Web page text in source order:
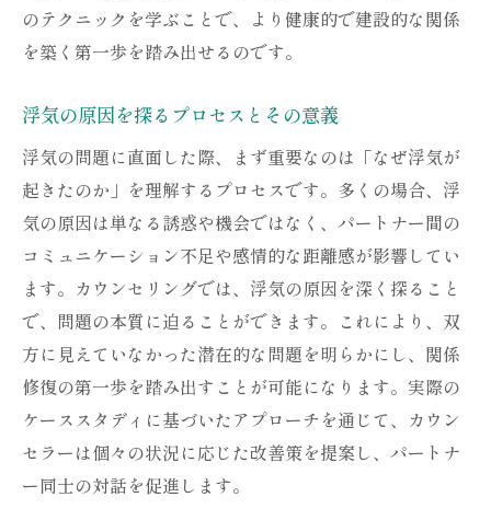
のテクニックを学ぶことで、より健康的で建設的な関係
を築く第一歩を踏み出せるのです。
浮気の原因を探るプロセスとその意義
浮気の問題に直面した際、まず重要なのは「なぜ浮気が
起きたのか」を理解するプロセスです。多くの場合、浮
気の原因は単なる誘惑や機会ではなく、パートナー間の
コミュニケーション不足や感情的な距離感が影響してい
ます。カウンセリングでは、浮気の原因を深く探ること
で、問題の本質に迫ることができます。これにより、双
方に見えていなかった潜在的な問題を明らかにし、関係
修復の第一歩を踏み出すことが可能になります。実際の
ケーススタディに基づいたアプローチを通じて、カウン
セラーは個々の状況に応じた改善策を提案し、パートナ
ー同士の対話を促進します。